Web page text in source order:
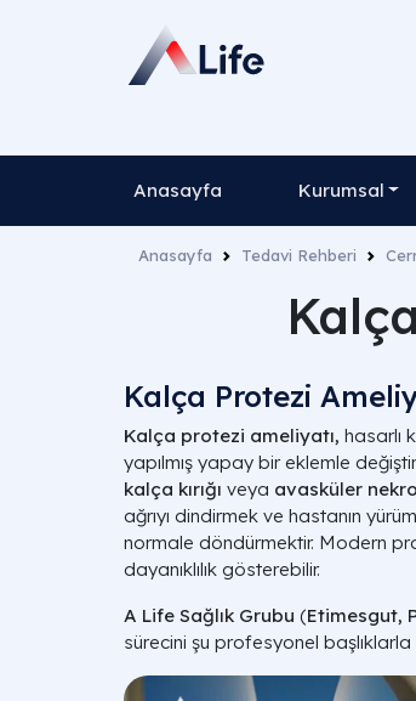
Anasayfa Kurumsal
Anasayfa Tedavi Rehberi
Kalça Protezi
Kalça protezi ameliyatı, hasarlı
yapılmış yapay bir eklemle
kalça kırığı veya avasküler
ağrıyı dindirmek ve hastanın
normale döndürmektir. Modern
dayanıklılık gösterebilir.
A Life Sağlık Grubu (Etimesgut,
sürecini şu profesyonel